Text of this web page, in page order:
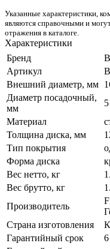
Указанные характеристики,
являются справочными и
отражения в каталоге.
Характеристики
Бренд
Артикул
Внешний диаметр, мм
Диаметр посадочный,
мм
Материал
Толщина диска, мм
Тип покрытия
Форма диска
Вес нетто, кг
Вес брутто, кг
Производитель
Страна изготовления
Гарантийный срок